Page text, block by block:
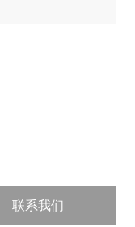
联系我们